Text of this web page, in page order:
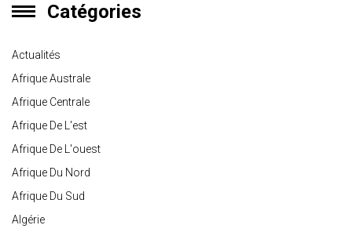
Catégories
Actualités
Afrique Australe
Afrique Centrale
Afrique De L'est
Afrique De L'ouest
Afrique Du Nord
Afrique Du Sud
Algérie